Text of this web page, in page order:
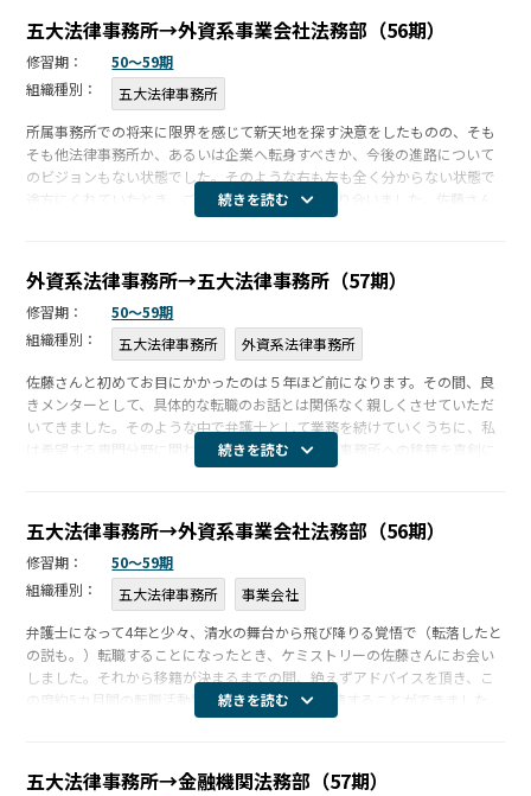
五大法律事務所→外資系事業会社法務部（56期）
修習期：
50〜59期
組織種別：
五大法律事務所
所属事務所での将来に限界を感じて新天地を探す決意をしたものの、そも
そも他法律事務所か、あるいは企業へ転身すべきか、今後の進路について
のビジョンもない状態でした。そのような右も左も全く分からない状態で
途方にくれていたとき、ご縁あって佐藤さんと巡り合いました。佐藤さん
には長きにわたり懇切丁寧なご支援とご助言を頂き、無事に外資系インハ
続きを読む
外資系法律事務所→五大法律事務所（57期）
修習期：
50〜59期
組織種別：
五大法律事務所
外資系法律事務所
佐藤さんと初めてお目にかかったのは５年ほど前になります。その間、良
きメンターとして、具体的な転職のお話とは関係なく親しくさせていただ
いてきました。そのような中で弁護士として業務を続けていくうちに、私
は希望する専門分野に関わる業務をより多く扱う事務所への移籍を真剣に
検討するようになりました。そのような折、佐藤さんから偶々ベストタイ
続きを読む
五大法律事務所→外資系事業会社法務部（56期）
修習期：
50〜59期
組織種別：
五大法律事務所
事業会社
弁護士になって4年と少々、清水の舞台から飛び降りる覚悟で（転落したと
の説も。）転職することになったとき、ケミストリーの佐藤さんにお会い
しました。それから移籍が決まるまでの間、絶えずアドバイスを頂き、こ
の度約5カ月間の転職活動期間を経て、無事に移籍することができました。
当初は「すみやかに移籍先を探す」ことにしか目が行かず、正直少々やさ
続きを読む
五大法律事務所→金融機関法務部（57期）